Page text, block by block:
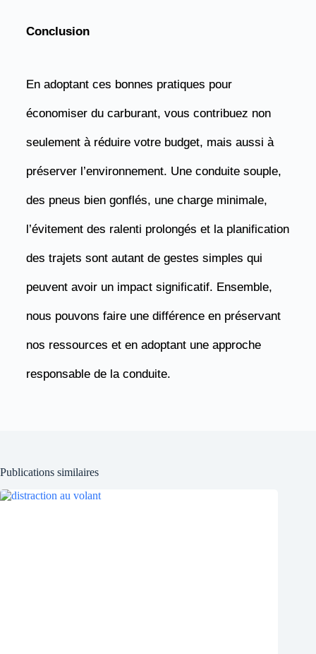
Conclusion
En adoptant ces bonnes pratiques pour
économiser du carburant, vous contribuez non
seulement à réduire votre budget, mais aussi à
préserver l’environnement. Une conduite souple,
des pneus bien gonflés, une charge minimale,
l’évitement des ralenti prolongés et la planification
des trajets sont autant de gestes simples qui
peuvent avoir un impact significatif. Ensemble,
nous pouvons faire une différence en préservant
nos ressources et en adoptant une approche
responsable de la conduite.
Publications similaires